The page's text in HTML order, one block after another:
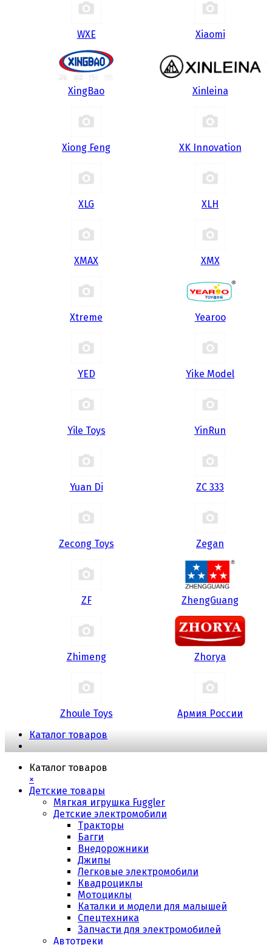
WXE Xiaomi
XingBao Xinleina
Xiong Feng XK Innovation
XLG XLH
XMAX XMX
Xtreme Yearoo
YED Yike Model
Yile Toys YinRun
Yuan Di ZC 333
Zecong Toys Zegan
ZF ZhengGuang
Zhimeng Zhorya
Zhoule Toys
Армия России
Каталог товаров
Каталог товаров
×
Детские товары
Мягкая игрушка Fuggler
Детские электромобили
Тракторы
Багги
Внедорожники
Джипы
Легковые электромобили
Квадроциклы
Мотоциклы
Каталки и модели для малышей
Спецтехника
Запчасти для электромобилей
Автотреки